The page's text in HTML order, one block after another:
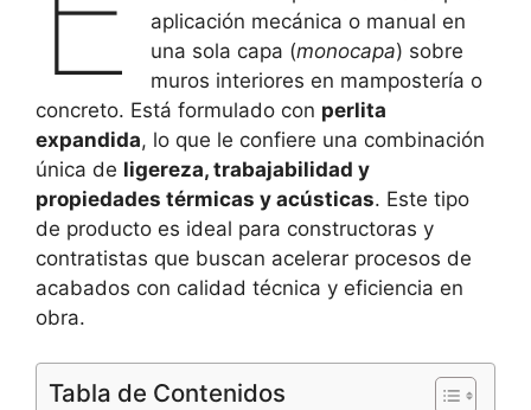
aplicación mecánica o manual en
una sola capa (monocapa) sobre
muros interiores en mampostería o
concreto. Está formulado con perlita
expandida, lo que le confiere una combinación
única de ligereza, trabajabilidad y
propiedades térmicas y acústicas. Este tipo
de producto es ideal para constructoras y
contratistas que buscan acelerar procesos de
acabados con calidad técnica y eficiencia en
obra.
Tabla de Contenidos